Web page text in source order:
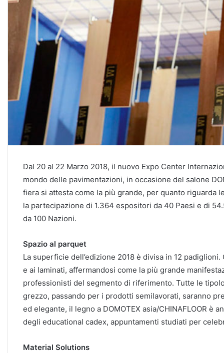
Dal 20 al 22 Marzo 2018, il nuovo Expo Center
mondo delle pavimentazioni, in occasione del salone
fiera si attesta come la più grande, per quanto riguarda
la partecipazione di 1.364 espositori da 40 Paesi e di
da 100 Nazioni.
Spazio al parquet
La superficie dell’edizione 2018 è divisa in 12
e ai laminati, affermandosi come la più grande
professionisti del segmento di riferimento. Tutte le
grezzo, passando per i prodotti semilavorati, saranno
ed elegante, il legno a DOMOTEX asia/CHINAFLOOR è
degli educational cadex, appuntamenti studiati per
Material Solutions